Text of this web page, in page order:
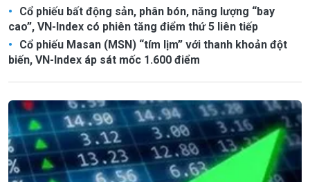
Cổ phiếu bất động sản, phân bón, năng lượng “bay
cao”, VN-Index có phiên tăng điểm thứ 5 liên tiếp
Cổ phiếu Masan (MSN) “tím lịm” với thanh khoản đột
biến, VN-Index áp sát mốc 1.600 điểm